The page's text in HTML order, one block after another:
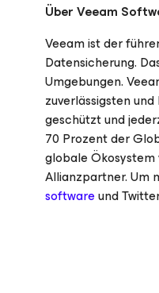
Über Veeam
Veeam ist der
Datensicherung.
Umgebungen.
zuverlässigsten
geschützt und
70 Prozent der
globale Ökosystem
Allianzpartner. Um
softwareund